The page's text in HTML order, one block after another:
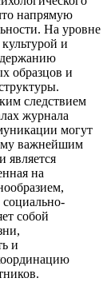
напрямую
На уровне
и
образцов и
следствием
журнала
могут
важнейшим
является
на
собой
и